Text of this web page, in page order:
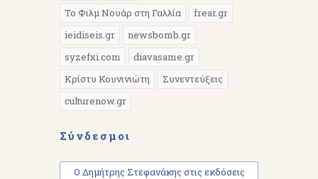
Το Φιλμ Νουάρ στη Γαλλία
frear.gr
ieidiseis.gr
newsbomb.gr
syzefxi.com
diavasame.gr
Κρίστυ Κουνινιώτη
Συνεντεύξεις
culturenow.gr
Σύνδεσμοι
Ο Δημήτρης Στεφανάκης στις εκδόσεις